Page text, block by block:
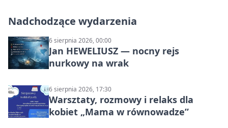
Nadchodzące wydarzenia
6 sierpnia 2026, 00:00
Jan HEWELIUSZ — nocny rejs
nurkowy na wrak
6 sierpnia 2026, 17:30
Warsztaty, rozmowy i relaks dla
kobiet „Mama w równowadze”